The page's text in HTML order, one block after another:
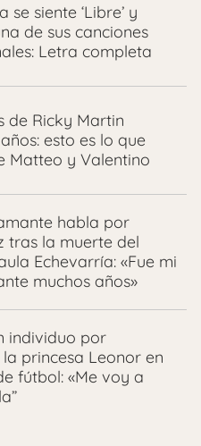
se siente ‘Libre’ y
de sus canciones
Letra completa
de Ricky Martin
esto es lo que
Matteo y Valentino
habla por
tras la muerte del
Echevarría: «Fue mi
muchos años»
individuo por
princesa Leonor en
fútbol: «Me voy a